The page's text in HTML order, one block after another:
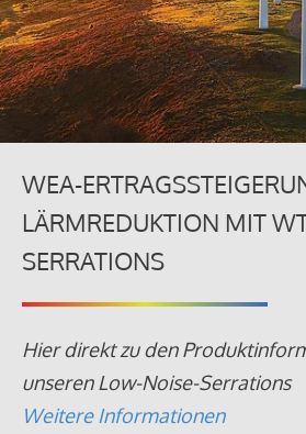
WEA-
LÄRMREDUKTION MIT
SERRATIONS
Hier direkt zu den
unseren Low-Noise-Serrations
Weitere Informationen